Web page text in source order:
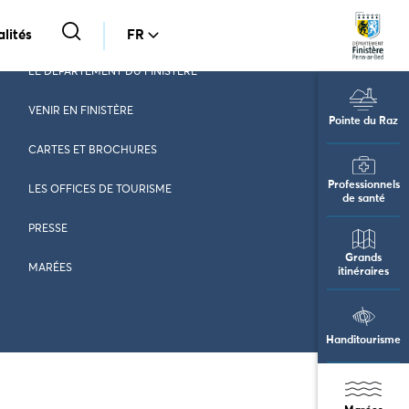
FR
Pointe du Raz
Professionnels
de santé
Grands
itinéraires
Handitourisme
LE DÉPARTEMENT DU FINISTÈRE
VENIR EN FINISTÈRE
CARTES ET BROCHURES
LES OFFICES DE TOURISME
PRESSE
MARÉES